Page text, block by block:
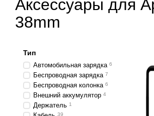
Аксессуары для
38mm
Тип
Автомобильная зарядка 6
Беспроводная зарядка 7
Беспроводная колонка 6
Внешний аккумулятор 4
Держатель 1
39